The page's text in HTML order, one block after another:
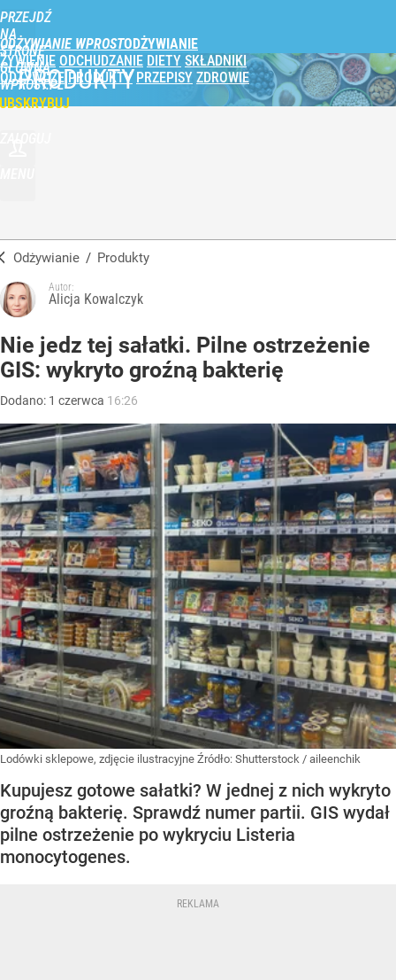
PRZEJDŹ
NA
STRONĘ
GŁÓWNĄ
WPROST.PL
ODŻYWIANIE WPROST
ŻYWIENIE ODCHUDZANIE DIETY SKŁADNIKI
ODŻYWCZE PRODUKTY PRZEPISY ZDROWIE
PRODUKTY
Odżywianie / Produkty
Autor:
Alicja Kowalczyk
Nie jedz tej sałatki. Pilne ostrzeżenie
GIS: wykryto groźną bakterię
Dodano: 1 czerwca 16:26
Lodówki sklepowe, zdjęcie ilustracyjne Źródło: Shutterstock / aileenchik
Kupujesz gotowe sałatki? W jednej z nich wykryto
groźną bakterię. Sprawdź numer partii. GIS wydał
pilne ostrzeżenie po wykryciu Listeria
monocytogenes.